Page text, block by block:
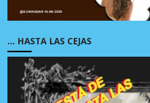
… HASTA LAS CEJAS